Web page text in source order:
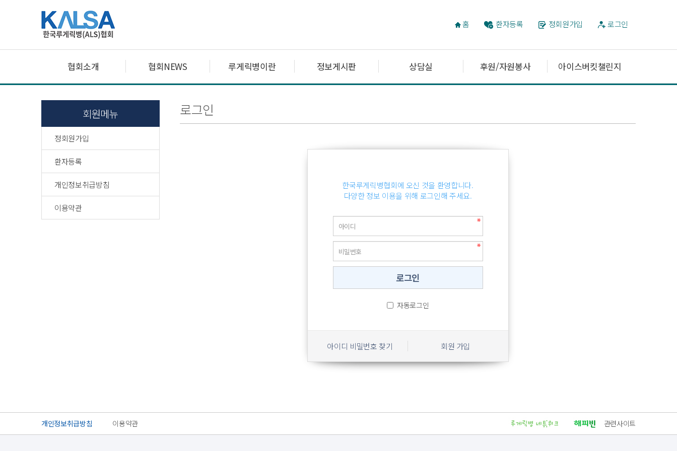
홈 환자등록 정회원가입 로그인
협회소개 협회NEWS 루게릭병이란 정보게시판 상담실 후원/자원봉사 아이스버킷챌린지
회원메뉴
정회원가입
환자등록
개인정보취급방침
이용약관
로그인
한국루게릭병협회에 오신 것을 환영합니다.
다양한 정보 이용을 위해 로그인해 주세요.
자동로그인
아이디 비밀번호 찾기 회원 가입
개인정보취급방침 이용약관 관련사이트